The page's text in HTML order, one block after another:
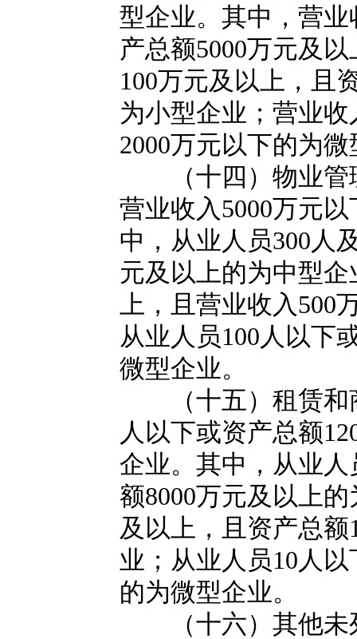
型企业。其中，营
产总额5000万元及
100万元及以上，且
为小型企业；营业
2000万元以下的为
（十四）物业管
营业收入5000万元
中，从业人员300人
元及以上的为中型
上，且营业收入500
从业人员100人以下
微型企业。
（十五）租赁和
人以下或资产总额
企业。其中，从业
额8000万元及以上
及以上，且资产总
业；从业人员10人
的为微型企业。
（十六）其他未